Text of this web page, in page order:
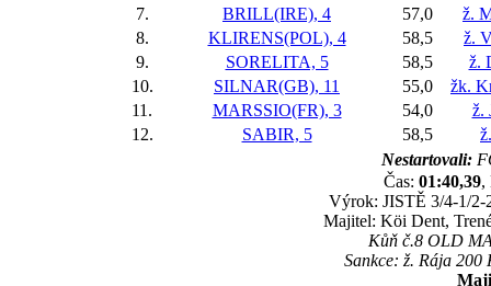
7.
BRILL(IRE), 4 57,0
ž.
8.
KLIRENS(POL), 4 58,5
ž.
9.
SORELITA, 5 58,5
ž.
10.
SILNAR(GB), 11 55,0
žk.
11.
MARSSIO(FR), 3 54,0
ž.
12.
SABIR, 5 58,5
Nestartovali:
Čas: 01:40,39,
Výrok: JISTĚ 3/4-1/2-
Majitel: Köi Dent,
Kůň č.8 OLD
Sankce: ž. Rája 200